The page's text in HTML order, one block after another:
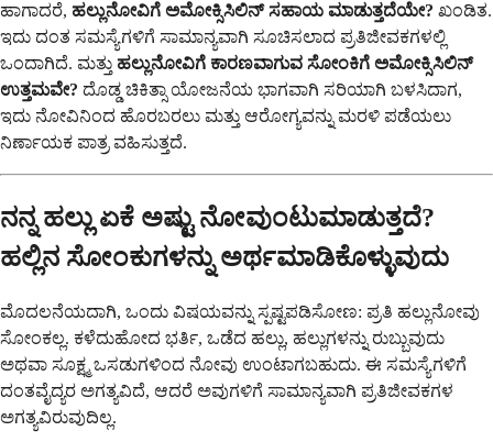
ಹಾಗಾದರೆ, ಹಲ್ಲುನೋವಿಗೆ ಅಮೋಕ್ಸಿಸಿಲಿನ್ ಸಹಾಯ ಮಾಡುತ್ತದೆಯೇ? ಖಂಡಿತ.
ಇದು ದಂತ ಸಮಸ್ಯೆಗಳಿಗೆ ಸಾಮಾನ್ಯವಾಗಿ ಸೂಚಿಸಲಾದ ಪ್ರತಿಜೀವಕಗಳಲ್ಲಿ
ಒಂದಾಗಿದೆ. ಮತ್ತು ಹಲ್ಲುನೋವಿಗೆ ಕಾರಣವಾಗುವ ಸೋಂಕಿಗೆ ಅಮೋಕ್ಸಿಸಿಲಿನ್
ಉತ್ತಮವೇ? ದೊಡ್ಡ ಚಿಕಿತ್ಸಾ ಯೋಜನೆಯ ಭಾಗವಾಗಿ ಸರಿಯಾಗಿ ಬಳಸಿದಾಗ,
ಇದು ನೋವಿನಿಂದ ಹೊರಬರಲು ಮತ್ತು ಆರೋಗ್ಯವನ್ನು ಮರಳಿ ಪಡೆಯಲು
ನಿರ್ಣಾಯಕ ಪಾತ್ರ ವಹಿಸುತ್ತದೆ.
ನನ್ನ ಹಲ್ಲು ಏಕೆ ಅಷ್ಟು ನೋವುಂಟುಮಾಡುತ್ತದೆ?
ಹಲ್ಲಿನ ಸೋಂಕುಗಳನ್ನು ಅರ್ಥಮಾಡಿಕೊಳ್ಳುವುದು
ಮೊದಲನೆಯದಾಗಿ, ಒಂದು ವಿಷಯವನ್ನು ಸ್ಪಷ್ಟಪಡಿಸೋಣ: ಪ್ರತಿ ಹಲ್ಲುನೋವು
ಸೋಂಕಲ್ಲ. ಕಳೆದುಹೋದ ಭರ್ತಿ, ಒಡೆದ ಹಲ್ಲು, ಹಲ್ಲುಗಳನ್ನು ರುಬ್ಬುವುದು
ಅಥವಾ ಸೂಕ್ಷ್ಮ ಒಸಡುಗಳಿಂದ ನೋವು ಉಂಟಾಗಬಹುದು. ಈ ಸಮಸ್ಯೆಗಳಿಗೆ
ದಂತವೈದ್ಯರ ಅಗತ್ಯವಿದೆ, ಆದರೆ ಅವುಗಳಿಗೆ ಸಾಮಾನ್ಯವಾಗಿ ಪ್ರತಿಜೀವಕಗಳ
ಅಗತ್ಯವಿರುವುದಿಲ್ಲ.